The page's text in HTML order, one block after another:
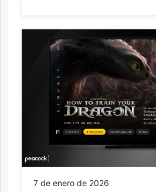
7 de enero de 2026